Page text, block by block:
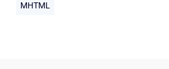
MHTML